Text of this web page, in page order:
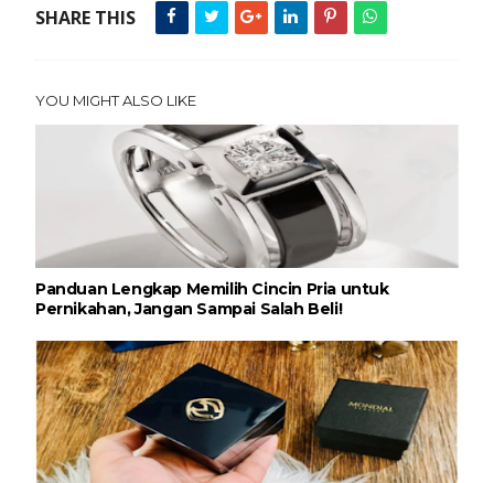
SHARE THIS
YOU MIGHT ALSO LIKE
Panduan Lengkap Memilih Cincin Pria untuk
Pernikahan, Jangan Sampai Salah Beli!